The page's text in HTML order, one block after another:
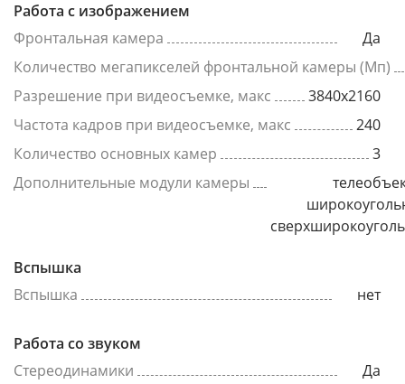
Работа с изображением
Фронтальная камера
Да
Количество мегапикселей фронтальной камеры (Мп)
Разрешение при видеосъемке, макс
3840x2160
Частота кадров при видеосъемке, макс
240
Количество основных камер
3
Дополнительные модули камеры
Вспышка
Вспышка
нет
Работа со звуком
Стереодинамики
Да